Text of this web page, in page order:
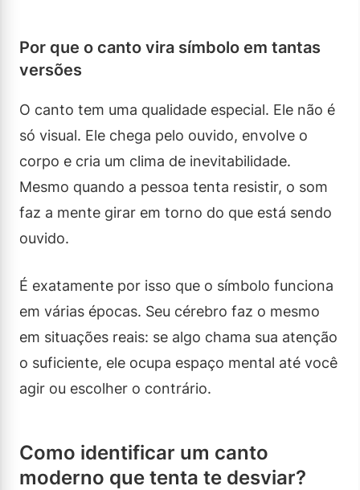
Por que o canto vira símbolo em tantas
versões
O canto tem uma qualidade especial. Ele não é
só visual. Ele chega pelo ouvido, envolve o
corpo e cria um clima de inevitabilidade.
Mesmo quando a pessoa tenta resistir, o som
faz a mente girar em torno do que está sendo
ouvido.
É exatamente por isso que o símbolo funciona
em várias épocas. Seu cérebro faz o mesmo
em situações reais: se algo chama sua atenção
o suficiente, ele ocupa espaço mental até você
agir ou escolher o contrário.
Como identificar um canto
moderno que tenta te desviar?